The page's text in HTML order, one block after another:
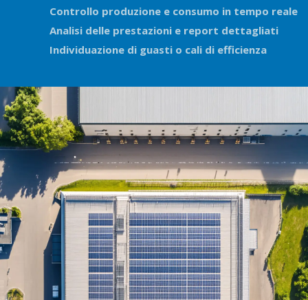
Controllo produzione e consumo in tempo reale
Analisi delle prestazioni e report dettagliati
Individuazione di guasti o cali di efficienza